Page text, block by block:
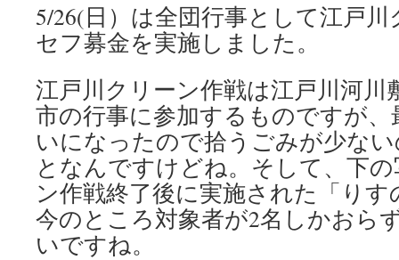
5/26(日）は全団行事として江戸
セフ募金を実施しました。
江戸川クリーン作戦は江戸川河川
市の行事に参加するものですが
いになったので拾うごみが少な
となんですけどね。そして、下
ン作戦終了後に実施された「り
今のところ対象者が2名しかおら
いですね。